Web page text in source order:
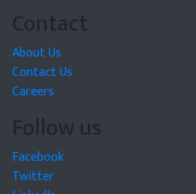
Contact
About Us
Contact Us
Careers
Follow us
Facebook
Twitter